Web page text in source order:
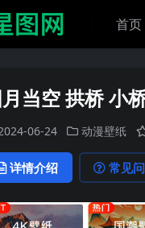
首页
当空 拱桥 小
06-24 动漫壁纸
详情介绍 常见